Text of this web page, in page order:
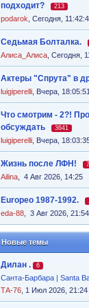
подходит?
213
podarok Сегодня,
Седьмая Болталка.
Алиса_Алиса Сегодня,
Актеры "Спрута" в
luigiperelli Вчера, 18:05:51
Что смотрим - 2?!
обсуждать
3641
luigiperelli Вчера,
Жизнь после ЛФН!
Ailina 4 Авг 2026, 14:25
Europeo 1987-1992.
eda-88 3 Авг 2026, 21:54
Новые темы
Дилан . 6
Санта-Барбара | Santa
ТА-76 , 1 Июл 2026, 21:24